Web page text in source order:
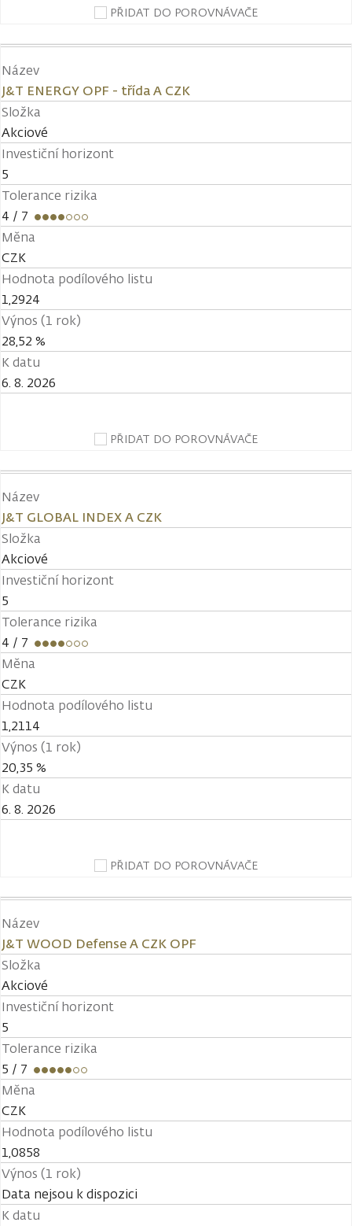
PŘIDAT DO POROVNÁVAČE
Název
J&T ENERGY OPF - třída A CZK
Složka
Akciové
Investiční horizont
5
Tolerance rizika
4 / 7
Měna
CZK
Hodnota podílového listu
1,2924
Výnos (1 rok)
28,52 %
K datu
6. 8. 2026
PŘIDAT DO POROVNÁVAČE
Název
J&T GLOBAL INDEX A CZK
Složka
Akciové
Investiční horizont
5
Tolerance rizika
4 / 7
Měna
CZK
Hodnota podílového listu
1,2114
Výnos (1 rok)
20,35 %
K datu
6. 8. 2026
PŘIDAT DO POROVNÁVAČE
Název
J&T WOOD Defense A CZK OPF
Složka
Akciové
Investiční horizont
5
Tolerance rizika
5 / 7
Měna
CZK
Hodnota podílového listu
1,0858
Výnos (1 rok)
Data nejsou k dispozici
K datu